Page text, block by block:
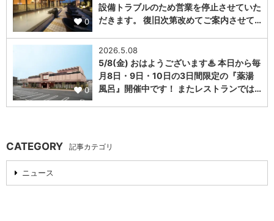
0
設備トラブルのため営業を停止させていた
だきます。 復旧次第改めてご案内させて…
0
2026.5.08
5/8(金) おはようございます♨ 本日から毎
月8日・9日・10日の3日間限定の『薬湯
風呂』開催中です！ またレストランでは…
CATEGORY 記事カテゴリ
ニュース